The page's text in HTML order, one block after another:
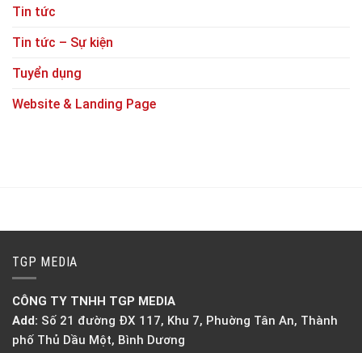
Tin tức
Tin tức – Sự kiện
Tuyển dụng
Website & Landing Page
TGP MEDIA
CÔNG TY TNHH TGP MEDIA
Add: Số 21 đường ĐX 117, Khu 7, Phuờng Tân An, Thành
phố Thủ Dầu Một, Bình Dương